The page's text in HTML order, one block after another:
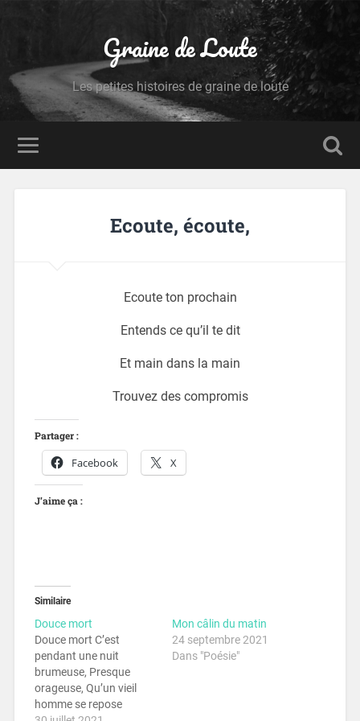
Graine de Loute
Les petites histoires de graine de loute
Ecoute, écoute,
Ecoute ton prochain
Entends ce qu’il te dit
Et main dans la main
Trouvez des compromis
Partager :
Facebook X
J’aime ça :
Similaire
Douce mort
Douce mort C’est
pendant une nuit
brumeuse, Presque
orageuse, Qu’un vieil
homme se repose
Mon câlin du matin
24 septembre 2021
Dans "Poésie"